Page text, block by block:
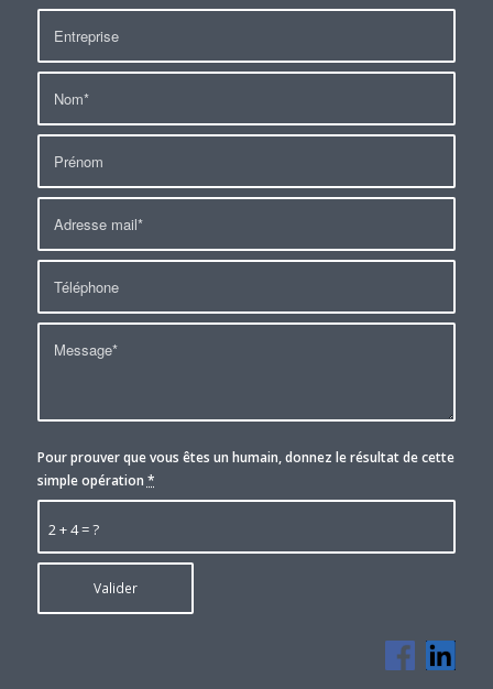
2 + 4 = ?
Pour prouver que vous êtes un humain, donnez le résultat de cette
simple opération *